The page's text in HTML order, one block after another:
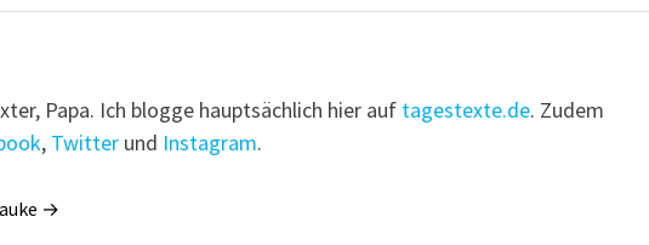
Papa. Ich blogge hauptsächlich hier auf tagestexte.de. Zudem
, Twitter und Instagram.
→